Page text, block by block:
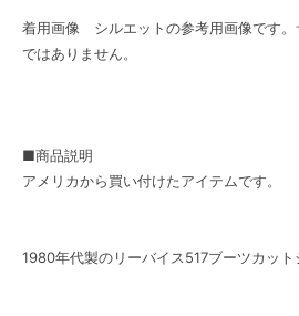
着用画像 シルエットの参考用画像です。
ではありません。
■商品説明
アメリカから買い付けたアイテムです。
1980年代製のリーバイス517ブーツカット